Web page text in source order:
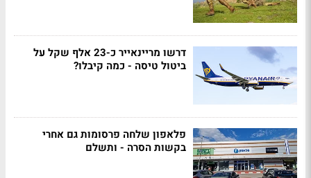
דרשו מריינאייר כ-23 אלף שקל על
ביטול טיסה - כמה קיבלו?
פלאפון שלחה פרסומות גם אחרי
בקשות הסרה - ותשלם